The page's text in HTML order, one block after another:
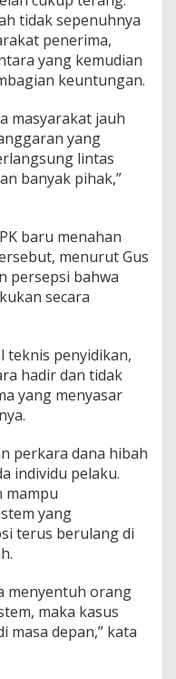
tidak sepenuhnya
penerima,
yang kemudian
keuntungan.
masyarakat jauh
yang
lintas
banyak pihak,”
baru menahan
menurut Gus
persepsi bahwa
secara
teknis penyidikan,
hadir dan tidak
yang menyasar
perkara dana hibah
individu pelaku.
mampu
yang
terus berulang di
menyentuh orang
maka kasus
masa depan,” kata